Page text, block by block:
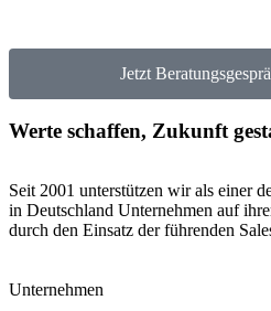
Jetzt
Werte schaffen, Zukunft
Seit 2001 unterstützen wir als einer
in Deutschland Unternehmen auf
durch den Einsatz der führenden
Unternehmen